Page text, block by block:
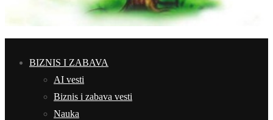
BIZNIS I ZABAVA
AI vesti
Biznis i zabava vesti
Nauka